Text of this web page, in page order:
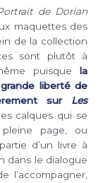
de Dorian
maquettes des
de la collection
sont plutôt à
puisque la
liberté de
sur Les
calques qui se
page, ou
d’un livre à
dans le dialogue
l’accompagner,